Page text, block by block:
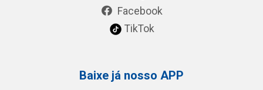
Facebook
TikTok
Baixe já nosso APP